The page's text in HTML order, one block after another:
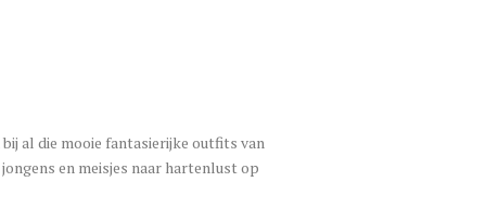
al die mooie fantasierijke outfits van
en meisjes naar hartenlust op